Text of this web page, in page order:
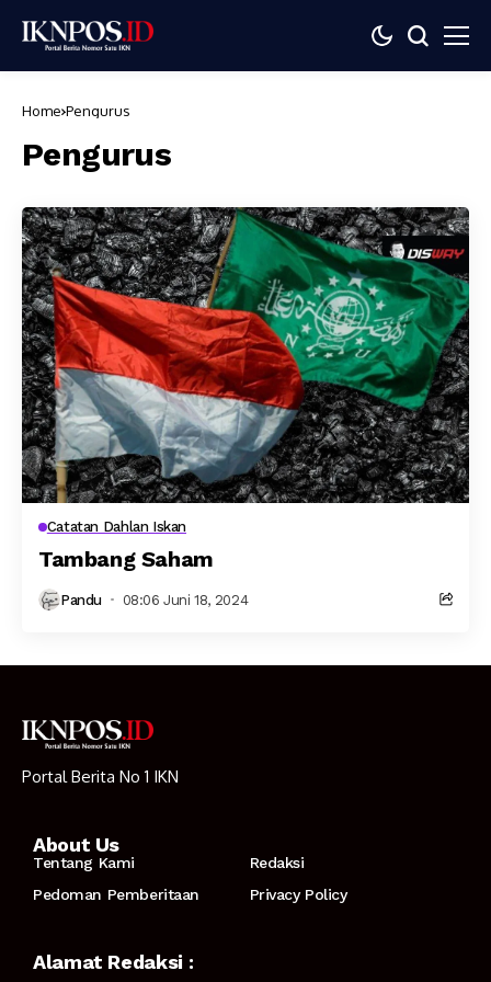
Home Pengurus
Pengurus
Catatan Dahlan Iskan
Tambang Saham
Pandu 08:06 Juni 18, 2024
Portal Berita No 1 IKN
About Us
Tentang Kami
Redaksi
Pedoman Pemberitaan
Privacy Policy
Alamat Redaksi :